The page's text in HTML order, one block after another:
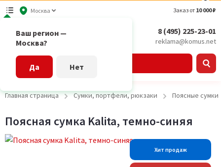
Москва
Ваш регион —
Москва?
Да Нет
Заказ от 10 000 ₽
8 (495) 225-23-01
reklama@komus.net
Главная страница Сумки, портфели, рюкзаки Поясные сумки
Поясная сумка Kalita, темно-синяя
Хит продаж